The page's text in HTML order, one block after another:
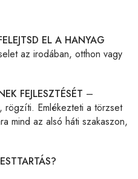
EL A HANYAG
az irodában, otthon vagy
FEJLESZTÉSÉT –
rögzíti. Emlékezteti a törzset
mind az alsó háti szakaszon,